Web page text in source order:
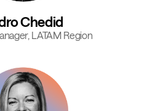
Chedid
LATAM Region